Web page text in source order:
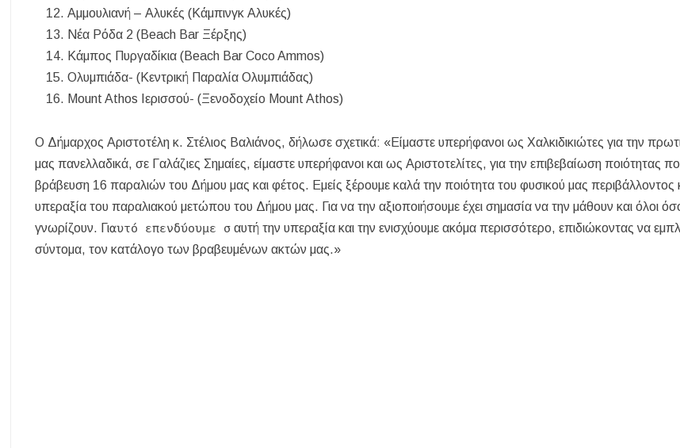
Αμμουλιανή – Αλυκές (Κάμπινγκ Αλυκές)
Νέα Ρόδα 2 (Beach Bar Ξέρξης)
Κάμπος Πυργαδίκια (Beach Bar Coco Ammos)
Ολυμπιάδα- (Κεντρική Παραλία Ολυμπιάδας)
Mount Athos Ιερισσού- (Ξενοδοχείο Mount Athos)
Ο Δήμαρχος Αριστοτέλη κ. Στέλιος Βαλιάνος, δήλωσε σχετικά: «Είμαστε υπερήφανοι ως Χαλκιδικιώτες για την
μας πανελλαδικά, σε Γαλάζιες Σημαίες, είμαστε υπερήφανοι και ως Αριστοτελίτες, για την επιβεβαίωση ποιότητας
βράβευση 16 παραλιών του Δήμου μας και φέτος. Εμείς ξέρουμε καλά την ποιότητα του φυσικού μας περιβάλλοντος
υπεραξία του παραλιακού μετώπου του Δήμου μας. Για να την αξιοποιήσουμε έχει σημασία να την μάθουν και όλοι
γνωρίζουν. Γιαυτό επενδύουμε σ αυτή την υπεραξία και την ενισχύουμε ακόμα περισσότερο, επιδιώκοντας να
σύντομα, τον κατάλογο των βραβευμένων ακτών μας.»